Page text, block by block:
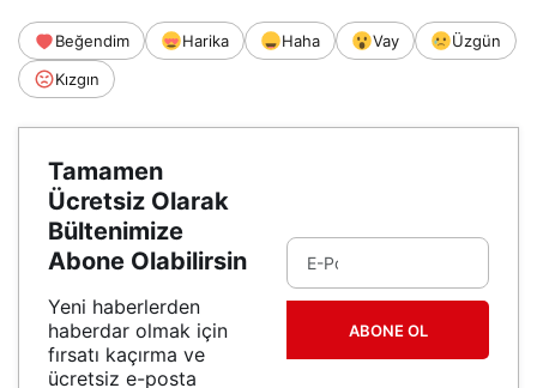
Beğendim Harika Haha Vay
Üzgün
Kızgın
Tamamen
Ücretsiz Olarak
Bültenimize
Abone Olabilirsin
Yeni haberlerden
haberdar olmak için
fırsatı kaçırma ve
ücretsiz e-posta
ABONE OL